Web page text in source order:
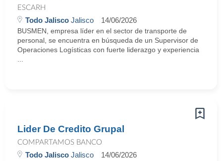
ESCARH
Todo Jalisco Jalisco 14/06/2026
BUSMEN, empresa líder en el sector de transporte de
personal, se encuentra en búsqueda de un Supervisor de
Operaciones Logísticas con fuerte liderazgo y experiencia
Lider De Credito Grupal
COMPARTAMOS BANCO
Todo Jalisco Jalisco 14/06/2026